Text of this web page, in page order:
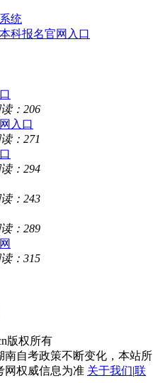
统
科报名官网入口
：206
入口
：271
：294
：243
：289
：315
版权所有
自考政策不断变化，本站所
网权威信息为准 关于我们|联